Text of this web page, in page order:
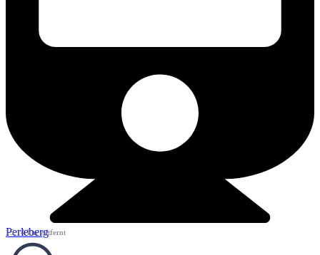
Perleberg
15,14 km entfernt